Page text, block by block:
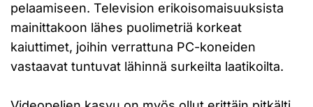
pelaamiseen. Television erikoisomaisuuksista
mainittakoon lähes puolimetriä korkeat
kaiuttimet, joihin verrattuna PC-koneiden
vastaavat tuntuvat lähinnä surkeilta laatikoilta.